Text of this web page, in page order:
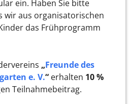
ein. Haben Sie bitte
wir aus organisatorischen
das Frühprogramm
„Freunde des
e. V.“erhalten 10 %
Teilnahmebeitrag.